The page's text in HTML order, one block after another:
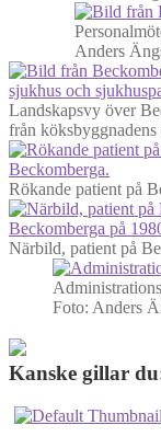
Anders
Landskapsvy över
från köksbyggnadens
Rökande patient på
Närbild, patient på
Foto: Anders
Kanske gillar